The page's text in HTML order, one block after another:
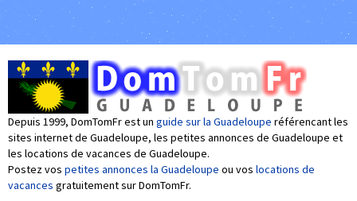
Depuis 1999, DomTomFr est un guide sur la Guadeloupe référencant les
sites internet de Guadeloupe, les petites annonces de Guadeloupe et
les locations de vacances de Guadeloupe.
Postez vos petites annonces la Guadeloupe ou vos locations de
vacances gratuitement sur DomTomFr.